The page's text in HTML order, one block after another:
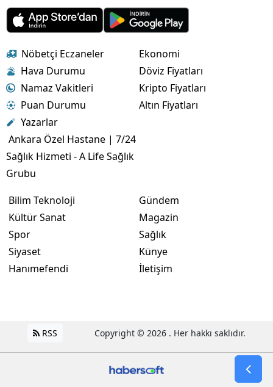
Nöbetçi Eczaneler
Hava Durumu
Namaz Vakitleri
Puan Durumu
Yazarlar
Ankara Özel Hastane | 7/24
Sağlık Hizmeti - A Life Sağlık
Grubu
Ekonomi
Döviz Fiyatları
Kripto Fiyatları
Altın Fiyatları
Bilim Teknoloji
Kültür Sanat
Spor
Siyaset
Hanımefendi
Gündem
Magazin
Sağlık
Künye
İletişim
RSS Copyright © 2026 . Her hakkı saklıdır.